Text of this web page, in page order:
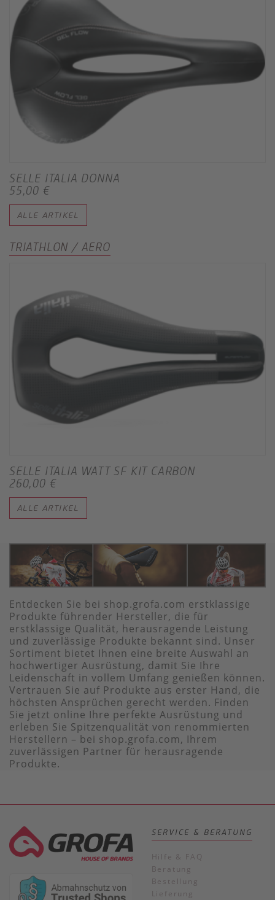
SELLE ITALIA DONNA
55,00 €
ALLE ARTIKEL
TRIATHLON / AERO
SELLE ITALIA WATT SF KIT CARBON
260,00 €
ALLE ARTIKEL
Entdecken Sie bei shop.grofa.com erstklassige
Produkte führender Hersteller, die für
erstklassige Qualität, herausragende Leistung
und zuverlässige Produkte bekannt sind. Unser
Sortiment bietet Ihnen eine breite Auswahl an
hochwertiger Ausrüstung, damit Sie Ihre
Leidenschaft in vollem Umfang genießen können.
Vertrauen Sie auf Produkte aus erster Hand, die
höchsten Ansprüchen gerecht werden. Finden
Sie jetzt online Ihre perfekte Ausrüstung und
erleben Sie Spitzenqualität von renommierten
Herstellern – bei shop.grofa.com, Ihrem
zuverlässigen Partner für herausragende
Produkte.
SERVICE & BERATUNG
Hilfe & FAQ
Beratung
Bestellung
Lieferung